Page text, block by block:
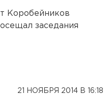
Коробейников
заседания
21 НОЯБРЯ 2014 В 16:18